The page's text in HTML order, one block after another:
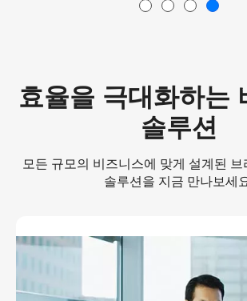
효율을 극대화하는
솔루션
모든 규모의 비즈니스에 맞게 설계된
솔루션을 지금 만나보세